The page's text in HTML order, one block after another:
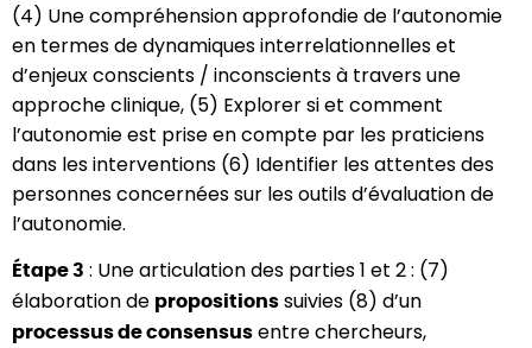
(4) Une compréhension approfondie de l’autonomie
en termes de dynamiques interrelationnelles et
d’enjeux conscients / inconscients à travers une
approche clinique, (5) Explorer si et comment
l’autonomie est prise en compte par les praticiens
dans les interventions (6) Identifier les attentes des
personnes concernées sur les outils d’évaluation de
l’autonomie.
Étape 3 : Une articulation des parties 1 et 2 : (7)
élaboration de propositions suivies (8) d’un
processus de consensus entre chercheurs,